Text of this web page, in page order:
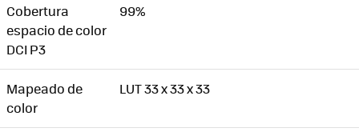
Cobertura
espacio de color
DCI P3
99%
Mapeado de
color
LUT 33 x 33 x 33